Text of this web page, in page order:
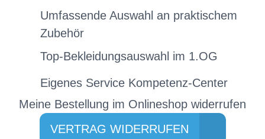
Umfassende Auswahl an praktischem
Zubehör
Top-Bekleidungsauswahl im 1.OG
Eigenes Service Kompetenz-Center
Meine Bestellung im Onlineshop widerrufen
VERTRAG WIDERRUFEN